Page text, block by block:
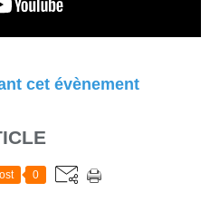
cet évènement
0